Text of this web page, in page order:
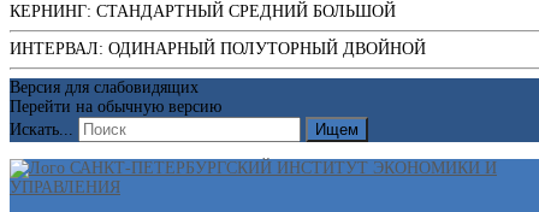
КЕРНИНГ: СТАНДАРТНЫЙ СРЕДНИЙ БОЛЬШОЙ
ИНТЕРВАЛ: ОДИНАРНЫЙ ПОЛУТОРНЫЙ ДВОЙНОЙ
Версия для слабовидящих
Перейти на обычную версию
Искать...
Ищем